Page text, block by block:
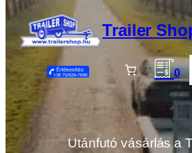
Ugrás
a
tartalomhoz
Trailer
0
Utánfutó vásárlás a